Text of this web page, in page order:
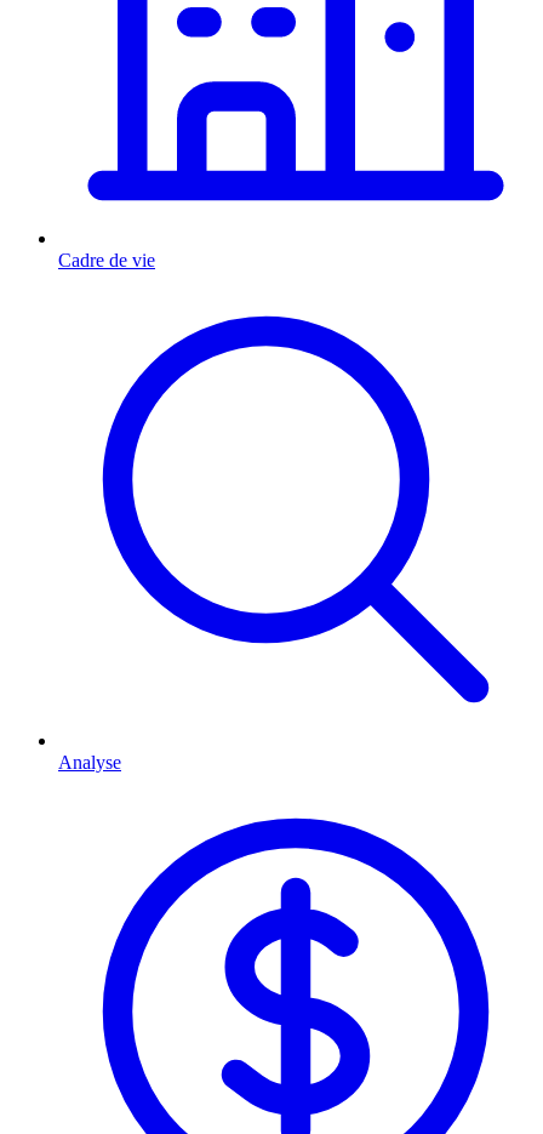
Cadre de vie
Analyse